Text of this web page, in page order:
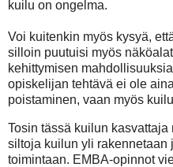
kuilu on ongelma.
Voi kuitenkin myös kysyä,
silloin puutuisi myös
kehittymisen
opiskelijan tehtävä ei ole
poistaminen, vaan myös
Tosin tässä kuilun
siltoja kuilun yli rakennetaan
toimintaan. EMBA-opinnot